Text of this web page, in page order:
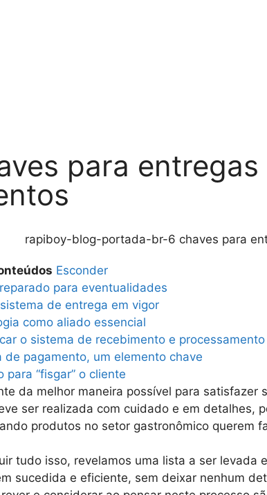
para
Esconder
para eventualidades
de entrega em vigor
como aliado essencial
o sistema de recebimento e
de pagamento, um elemento chave
para “fisgar” o cliente
da melhor maneira possível para satisfazer
ser realizada com cuidado e em detalhes,
produtos no setor gastronômico querem
tudo isso, revelamos uma lista a ser levada
sucedida e eficiente, sem deixar nenhum